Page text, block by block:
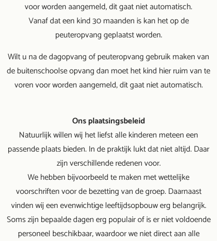
voor worden aangemeld, dit gaat niet automatisch.
Vanaf dat een kind 30 maanden is kan het op de
peuteropvang geplaatst worden.
Wilt u na de dagopvang of peuteropvang gebruik maken van
de buitenschoolse opvang dan moet het kind hier ruim van te
voren voor worden aangemeld, dit gaat niet automatisch.
Ons plaatsingsbeleid
Natuurlijk willen wij het liefst alle kinderen meteen een
passende plaats bieden. In de praktijk lukt dat niet altijd. Daar
zijn verschillende redenen voor.
We hebben bijvoorbeeld te maken met wettelijke
voorschriften voor de bezetting van de groep. Daarnaast
vinden wij een evenwichtige leeftijdsopbouw erg belangrijk.
Soms zijn bepaalde dagen erg populair of is er niet voldoende
personeel beschikbaar, waardoor we niet direct aan alle